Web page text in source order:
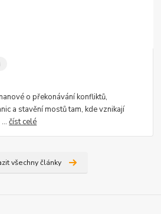
o překonávání konfliktů,
a stavění mostů tam, kde vznikají
...číst celé
všechny články